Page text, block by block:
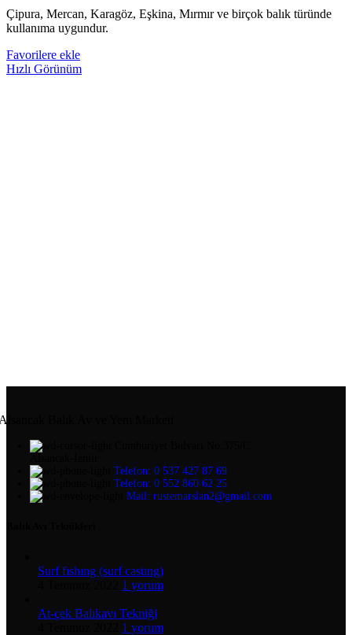
Çipura, Mercan, Karagöz, Eşkina, Mırmır ve birçok balık türünde
kullanıma uygundur.
Favorilere ekle
Hızlı Görünüm
Balık Av ve Yem Marketi
Telefon: 0 537 427 87 69
Telefon: 0 552 860 62 25
Mail: rustemarslan2@gmail.com
Surf fıshıng (surf castıng)
1 yorum
At-çek Balıkavı Tekniği
1 yorum